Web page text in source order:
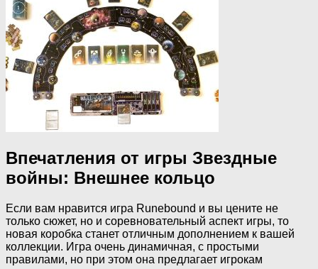
Впечатления от игры Звездные
войны: Внешнее кольцо
Если вам нравится игра Runebound и вы цените не
только сюжет, но и соревновательный аспект игры, то
новая коробка станет отличным дополнением к вашей
коллекции. Игра очень динамичная, с простыми
правилами, но при этом она предлагает игрокам